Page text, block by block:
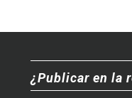
¿Publicar en la